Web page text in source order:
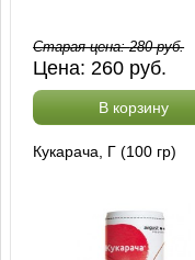
Старая цена:280руб.
Цена: 260 руб.
В корзину
Кукарача, Г (100 гр)